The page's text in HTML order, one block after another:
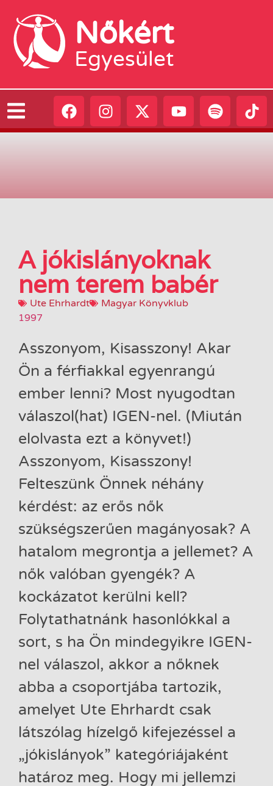
Nőkért
Egyesület
A ​jókislányoknak
nem terem babér
Ute Ehrhardt
Magyar Könyvklub
1997
Asszonyom, ​Kisasszony! Akar
Ön a férfiakkal egyenrangú
ember lenni? Most nyugodtan
válaszol(hat) IGEN-nel. (Miután
elolvasta ezt a könyvet!)
Asszonyom, Kisasszony!
Felteszünk Önnek néhány
kérdést: az erős nők
szükségszerűen magányosak? A
hatalom megrontja a jellemet? A
nők valóban gyengék? A
kockázatot kerülni kell?
Folytathatnánk hasonlókkal a
sort, s ha Ön mindegyikre IGEN-
nel válaszol, akkor a nőknek
abba a csoportjába tartozik,
amelyet Ute Ehrhardt csak
látszólag hízelgő kifejezéssel a
„jókislányok” kategóriájaként
határoz meg. Hogy mi jellemzi